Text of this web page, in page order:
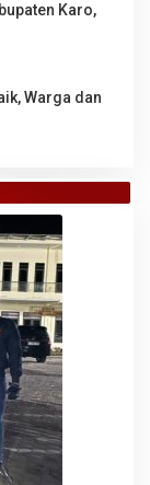
Karo,
Warga dan